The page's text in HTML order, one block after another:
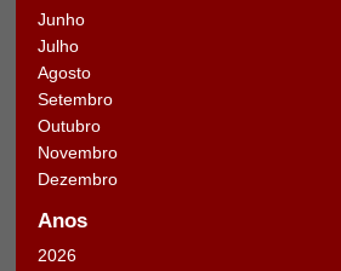
Junho
Julho
Agosto
Setembro
Outubro
Novembro
Dezembro
Anos
2026